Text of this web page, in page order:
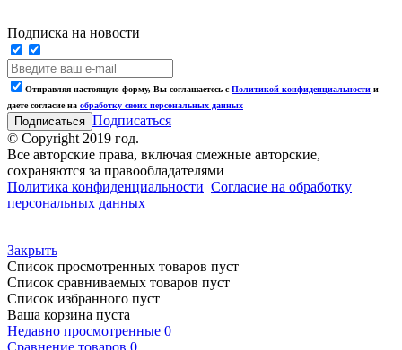
Подписка на новости
Отправляя настоящую форму, Вы соглашаетесь с Политикой конфиденциальности и
даете согласие на обработку своих персональных данных
Подписаться
© Copyright 2019 год.
Все авторские права, включая смежные авторские,
сохраняются за правообладателями
Политика конфиденциальности Согласие на обработку
персональных данных
Закрыть
Список просмотренных товаров пуст
Список сравниваемых товаров пуст
Список избранного пуст
Ваша корзина пуста
Недавно просмотренные 0
Сравнение товаров 0